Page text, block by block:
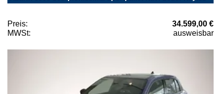
Preis:
34.599,00 €
MWSt:
ausweisbar